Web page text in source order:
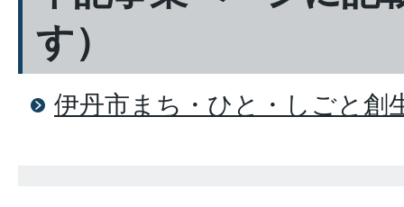
す）
伊丹市まち・ひと・しごと創